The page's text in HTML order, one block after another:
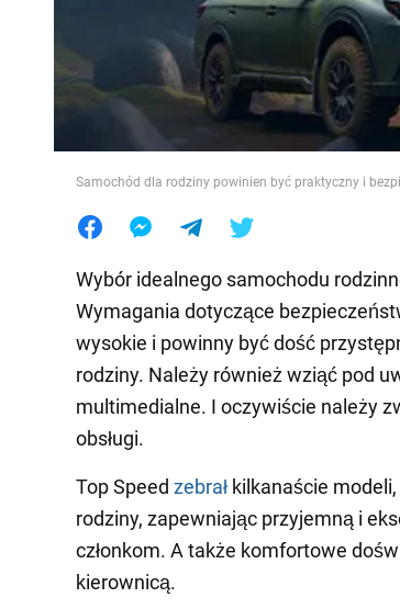
Samochód dla rodziny powinien być praktyczny i
Wybór idealnego samochodu
Wymagania dotyczące
wysokie i powinny być dość
rodziny. Należy również wziąć pod
multimedialne. I oczywiście należy
obsługi.
Top Speed zebrał kilkanaście
rodziny, zapewniając przyjemną i
członkom. A także komfortowe
kierownicą.